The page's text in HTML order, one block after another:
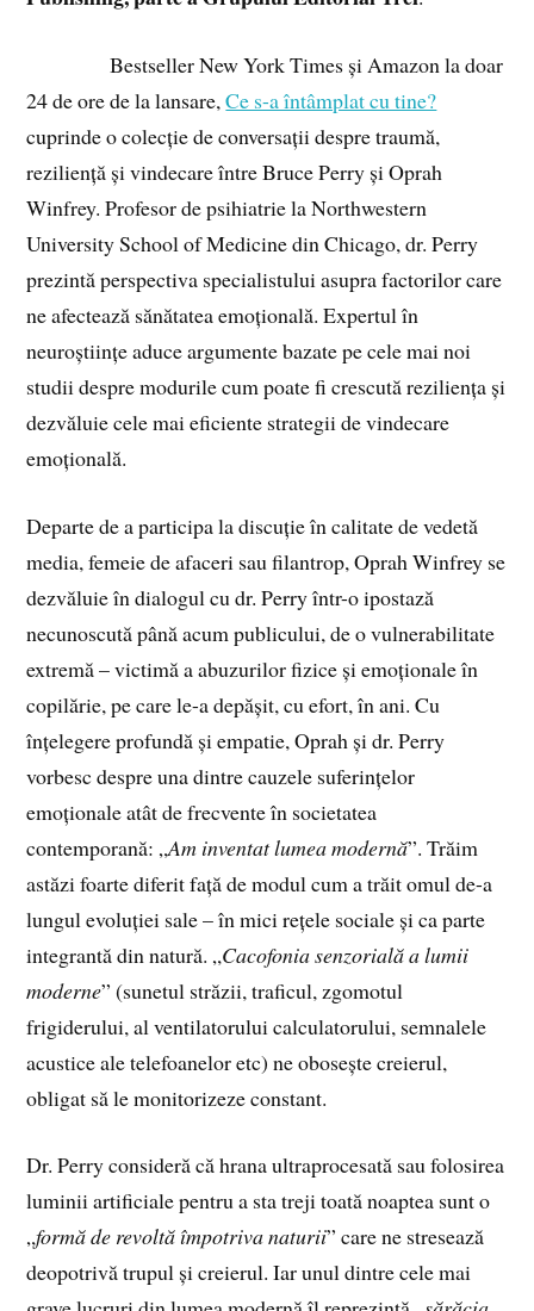
Bestseller New York Times și Amazon la doar
24 de ore de la lansare,Ce s-a întâmplat cu tine?
cuprinde o colecție de conversații despre traumă,
reziliență și vindecare între Bruce Perry și Oprah
Winfrey. Profesor de psihiatrie la Northwestern
University School of Medicine din Chicago, dr. Perry
prezintă perspectiva specialistului asupra factorilor care
ne afectează sănătatea emoțională. Expertul în
neuroștiințe aduce argumente bazate pe cele mai noi
studii despre modurile cum poate fi crescută reziliența și
dezvăluie cele mai eficiente strategii de vindecare
emoțională.
Departe de a participa la discuție în calitate de vedetă
media, femeie de afaceri sau filantrop, Oprah Winfrey se
dezvăluie în dialogul cu dr. Perry într-o ipostază
necunoscută până acum publicului, de o vulnerabilitate
extremă – victimă a abuzurilor fizice și emoționale în
copilărie, pe care le-a depășit, cu efort, în ani. Cu
înțelegere profundă și empatie, Oprah și dr. Perry
vorbesc despre una dintre cauzele suferințelor
emoționale atât de frecvente în societatea
contemporană: „Am inventat lumea modernă”. Trăim
astăzi foarte diferit față de modul cum a trăit omul de-a
lungul evoluției sale – în mici rețele sociale și ca parte
integrantă din natură. „Cacofonia senzorială a lumii
moderne” (sunetul străzii, traficul, zgomotul
frigiderului, al ventilatorului calculatorului, semnalele
acustice ale telefoanelor etc) ne obosește creierul,
obligat să le monitorizeze constant.
Dr. Perry consideră că hrana ultraprocesată sau folosirea
luminii artificiale pentru a sta treji toată noaptea sunt o
„formă de revoltă împotriva naturii” care ne stresează
deopotrivă trupul și creierul. Iar unul dintre cele mai